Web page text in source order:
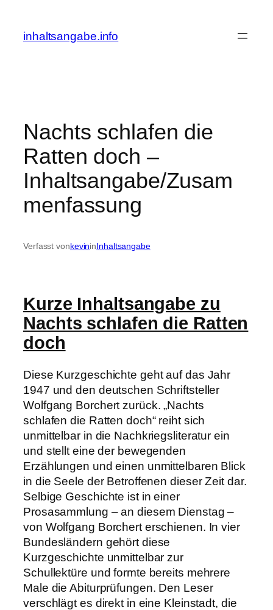
springen
inhaltsangabe.info
Nachts schlafen die
Ratten doch –
Inhaltsangabe/Zusam
menfassung
Verfasst vonkevininInhaltsangabe
Kurze Inhaltsangabe zu
Nachts schlafen die Ratten
doch
Diese Kurzgeschichte geht auf das Jahr
1947 und den deutschen Schriftsteller
Wolfgang Borchert zurück. „Nachts
schlafen die Ratten doch“ reiht sich
unmittelbar in die Nachkriegsliteratur ein
und stellt eine der bewegenden
Erzählungen und einen unmittelbaren Blick
in die Seele der Betroffenen dieser Zeit dar.
Selbige Geschichte ist in einer
Prosasammlung – an diesem Dienstag –
von Wolfgang Borchert erschienen. In vier
Bundesländern gehört diese
Kurzgeschichte unmittelbar zur
Schullektüre und formte bereits mehrere
Male die Abiturprüfungen. Den Leser
verschlägt es direkt in eine Kleinstadt, die